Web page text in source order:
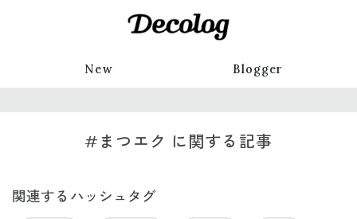
New Blogger
#まつエク に関する記事
関連するハッシュタグ